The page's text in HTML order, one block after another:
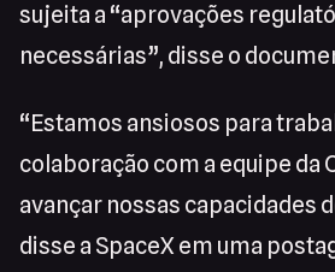
sujeita a “aprovações
necessárias”, disse o
“Estamos ansiosos para
colaboração com a equipe da
avançar nossas capacidades
disse a SpaceX em uma